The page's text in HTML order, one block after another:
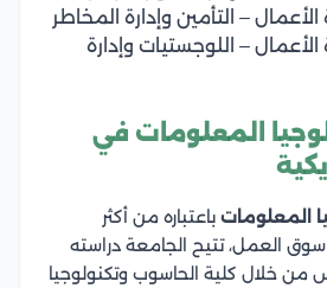
الأعمال – التأمين وإدارة المخاطر
الأعمال – اللوجستيات وإدارة
المعلومات في
المعلومات باعتباره من أكثر
العمل، تتيح الجامعة دراسته
من خلال كلية الحاسوب وتكنولوجيا